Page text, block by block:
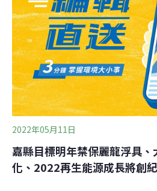
2022年05月11日
嘉縣目標明年禁保麗龍浮具
化、2022再生能源成長將創